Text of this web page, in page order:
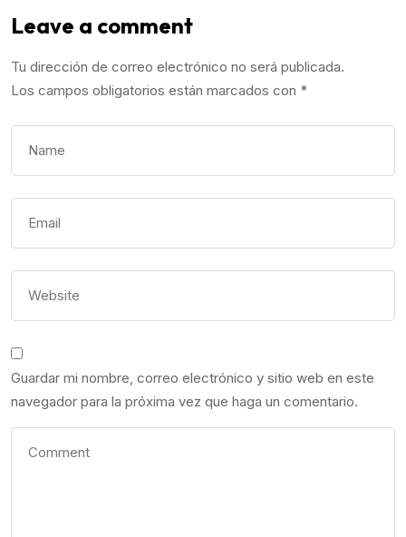
Leave a comment
Tu dirección de correo electrónico no será publicada.
Los campos obligatorios están marcados con *
Guardar mi nombre, correo electrónico y sitio web en este
navegador para la próxima vez que haga un comentario.